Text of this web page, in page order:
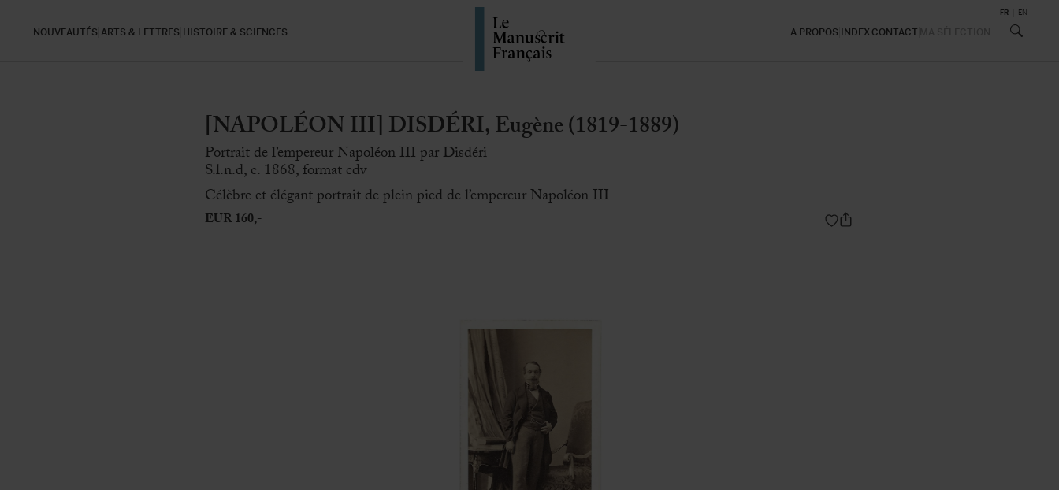
NOUVEAUTÉS ARTS & LETTRES HISTOIRE & SCIENCES A PROPOS INDEXCONTACT
FR EN
[NAPOLÉON III] DISDÉRI, Eugène (1819-1889)
Portrait de l’empereur Napoléon III par Disdéri
S.l.n.d, c. 1868, format cdv
Célèbre et élégant portrait de plein pied de l’empereur Napoléon III
EUR 160,-